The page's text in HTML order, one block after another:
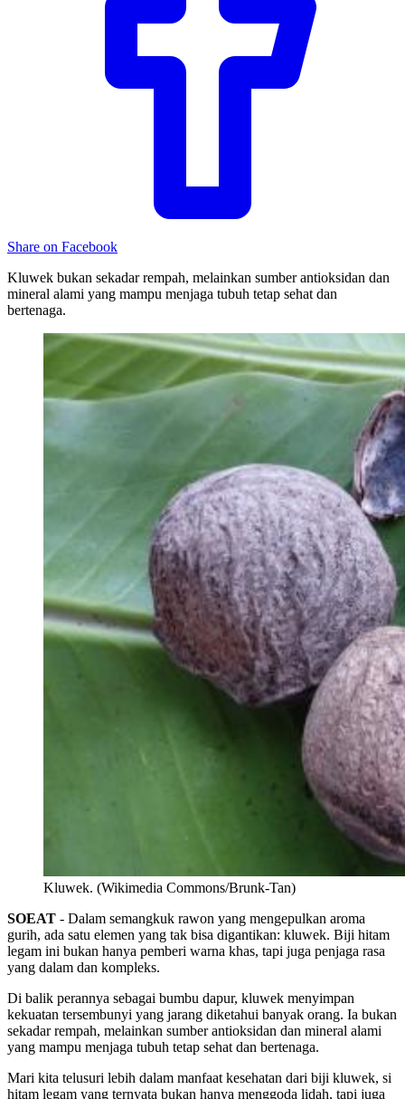
Share on Facebook
Kluwek bukan sekadar rempah, melainkan sumber antioksidan dan
mineral alami yang mampu menjaga tubuh tetap sehat dan
bertenaga.
Kluwek. (Wikimedia Commons/Brunk-Tan)
SOEAT - Dalam semangkuk rawon yang mengepulkan aroma
gurih, ada satu elemen yang tak bisa digantikan: kluwek. Biji hitam
legam ini bukan hanya pemberi warna khas, tapi juga penjaga rasa
yang dalam dan kompleks.
Di balik perannya sebagai bumbu dapur, kluwek menyimpan
kekuatan tersembunyi yang jarang diketahui banyak orang. Ia bukan
sekadar rempah, melainkan sumber antioksidan dan mineral alami
yang mampu menjaga tubuh tetap sehat dan bertenaga.
Mari kita telusuri lebih dalam manfaat kesehatan dari biji kluwek, si
hitam legam yang ternyata bukan hanya menggoda lidah, tapi juga